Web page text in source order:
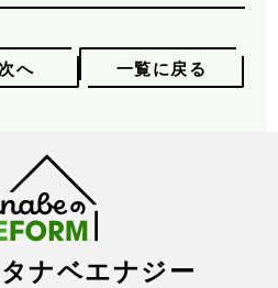
一覧に戻る
へ
ナベエナジー